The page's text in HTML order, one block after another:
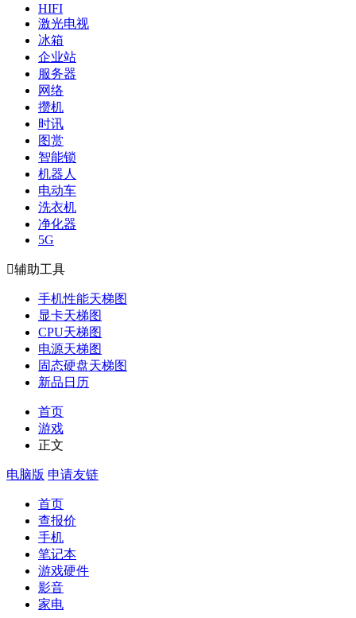
HIFI
激光电视
冰箱
企业站
服务器
网络
攒机
时讯
图赏
智能锁
机器人
电动车
洗衣机
净化器
5G
辅助工具
手机性能天梯图
显卡天梯图
CPU天梯图
电源天梯图
固态硬盘天梯图
新品日历
首页
游戏
正文
电脑版 申请友链
首页
查报价
手机
笔记本
游戏硬件
影音
家电